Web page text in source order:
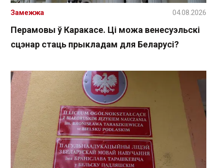
Перамовы ў Каракасе. Ці можа венесуэльскі
сцэнар стаць прыкладам для Беларусі?
Замежжа 04.08.2026